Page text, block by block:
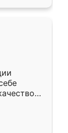
почти